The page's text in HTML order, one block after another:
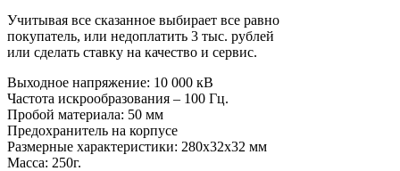
Учитывая все сказанное выбирает все равно
покупатель, или недоплатить 3 тыс. рублей
или сделать ставку на качество и сервис.
Выходное напряжение: 10 000 кВ
Частота искрообразования – 100 Гц.
Пробой материала: 50 мм
Предохранитель на корпусе
Размерные характеристики: 280х32х32 мм
Масса: 250г.